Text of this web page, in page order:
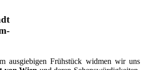
ausgiebigen Frühstück widmen wir uns